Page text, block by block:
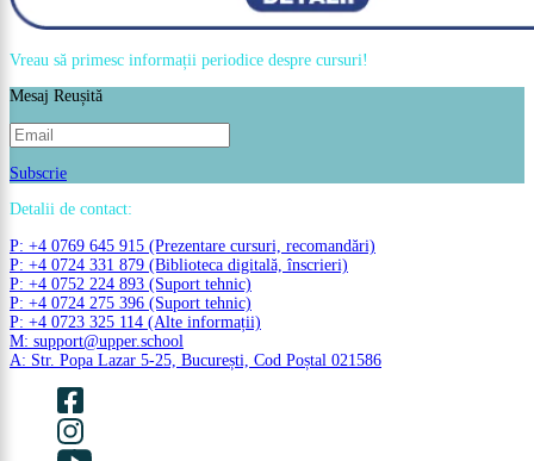
Vreau să primesc informații periodice despre cursuri!
Mesaj Reușită
Subscrie
Detalii de contact:
P: +4 0769 645 915 (Prezentare cursuri, recomandări)
P: +4 0724 331 879 (Biblioteca digitală, înscrieri)
P: +4 0752 224 893 (Suport tehnic)
P: +4 0724 275 396 (Suport tehnic)
P: +4 0723 325 114 (Alte informații)
M: support@upper.school
A: Str. Popa Lazar 5-25, București, Cod Poștal 021586